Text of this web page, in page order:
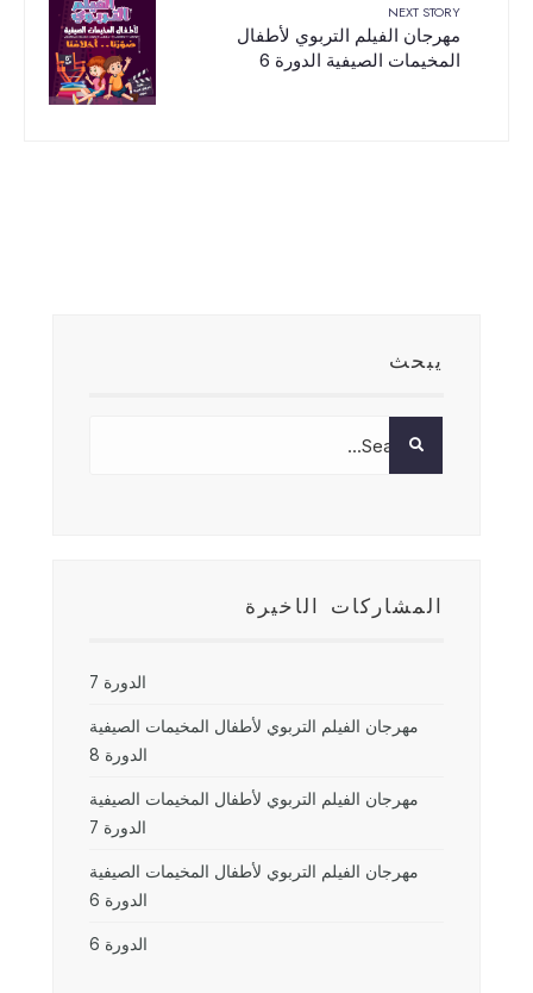
NEXT STORY
مهرجان الفيلم التربوي لأطفال
المخيمات الصيفية الدورة 6
يبحث
المشاركات الأخيرة
الدورة 7
مهرجان الفيلم التربوي لأطفال المخيمات الصيفية
الدورة 8
مهرجان الفيلم التربوي لأطفال المخيمات الصيفية
الدورة 7
مهرجان الفيلم التربوي لأطفال المخيمات الصيفية
الدورة 6
الدورة 6